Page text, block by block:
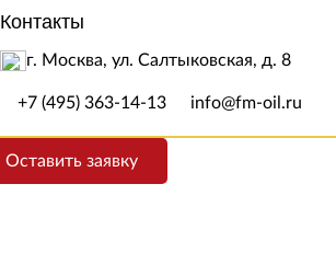
Контакты
г. Москва, ул. Салтыковская, д. 8
+7 (495) 363-14-13 info@fm-oil.ru
Оставить заявку